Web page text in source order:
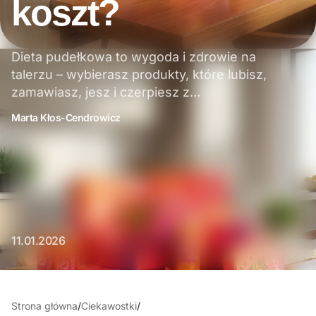
koszt?
Dieta pudełkowa to wygoda i zdrowie na
talerzu – wybierasz produkty, które lubisz,
zamawiasz, jesz i czerpiesz z…
Marta Kłos-Cendrowicz
11.01.2026
Strona główna/Ciekawostki/